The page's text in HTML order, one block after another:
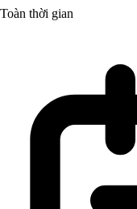
Toàn thời gian